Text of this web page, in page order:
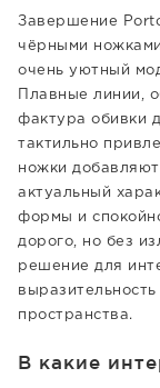
Завершение
чёрными
очень уютный
Плавные линии,
фактура обивки
тактильно
ножки добавляют
актуальный
формы и
дорого, но без
решение для
пространства.
В какие